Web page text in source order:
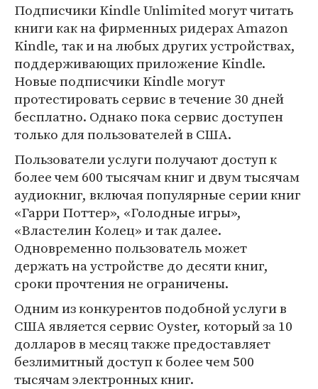
Подписчики Kindle Unlimited могут читать
книги как на фирменных ридерах Amazon
Kindle, так и на любых других устройствах,
поддерживающих приложение Kindle.
Новые подписчики Kindle могут
протестировать сервис в течение 30 дней
бесплатно. Однако пока сервис доступен
только для пользователей в США.
Пользователи услуги получают доступ к
более чем 600 тысячам книг и двум тысячам
аудиокниг, включая популярные серии книг
«Гарри Поттер», «Голодные игры»,
«Властелин Колец» и так далее.
Одновременно пользователь может
держать на устройстве до десяти книг,
сроки прочтения не ограничены.
Одним из конкурентов подобной услуги в
США является сервис Oyster, который за 10
долларов в месяц также предоставляет
безлимитный доступ к более чем 500
тысячам электронных книг.